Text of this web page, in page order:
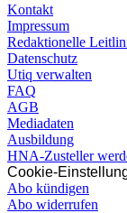
Kontakt
Impressum
Redaktionelle
Datenschutz
Utiq verwalten
FAQ
AGB
Mediadaten
Ausbildung
HNA-Zusteller
Cookie-
Abo kündigen
Abo widerrufen